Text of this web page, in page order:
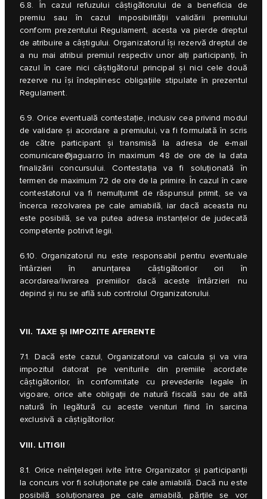
6.8. În cazul refuzului câștigătorului de a beneficia de
premiu sau în cazul imposibilității validării premiului
conform prezentului Regulament, acesta va pierde dreptul
de atribuire a câștigului. Organizatorul își rezervă dreptul de
a nu mai atribui premiul respectiv unor alți participanți, în
cazul în care nici câștigătorul principal și nici cele două
rezerve nu își îndeplinesc obligațiile stipulate în prezentul
Regulament.
6.9. Orice eventuală contestație, inclusiv cea privind modul
de validare și acordare a premiului, va fi formulată în scris
de către participant și transmisă la adresa de e-mail
comunicare@jaguar.ro în maximum 48 de ore de la data
finalizării concursului. Contestația va fi soluționată în
termen de maximum 72 de ore de la primire. În cazul în care
contestatorul va fi nemulțumit de răspunsul primit, se va
încerca rezolvarea pe cale amiabilă, iar dacă aceasta nu
este posibilă, se va putea adresa instanțelor de judecată
competente potrivit legii.
6.10. Organizatorul nu este responsabil pentru eventuale
întârzieri în anunțarea câștigătorilor ori în
acordarea/livrarea premiilor dacă aceste întârzieri nu
depind și nu se află sub controlul Organizatorului.
VII. TAXE ȘI IMPOZITE AFERENTE
7.1. Dacă este cazul, Organizatorul va calcula și va vira
impozitul datorat pe veniturile din premiile acordate
câștigătorilor, în conformitate cu prevederile legale în
vigoare, orice alte obligații de natură fiscală sau de altă
natură în legătură cu aceste venituri fiind în sarcina
exclusivă a câștigătorilor.
VIII. LITIGII
8.1. Orice neînțelegeri ivite între Organizator și participanții
la concurs vor fi soluționate pe cale amiabilă. Dacă nu este
posibilă soluționarea pe cale amiabilă, părțile se vor